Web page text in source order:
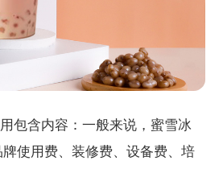
包含内容：一般来说，蜜雪冰
使用费、装修费、设备费、培